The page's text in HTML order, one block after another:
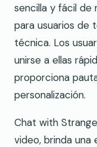
sencilla y fácil de
para usuarios de
técnica. Los
unirse a ellas
proporciona
personalización.
Chat with
video, brinda una